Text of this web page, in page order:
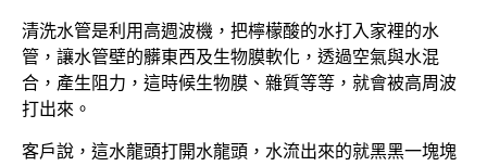
清洗水管是利用高週波機，把檸檬酸的水打入家裡的水
管，讓水管壁的髒東西及生物膜軟化，透過空氣與水混
合，產生阻力，這時候生物膜、雜質等等，就會被高周波
打出來。
客戶說，這水龍頭打開水龍頭，水流出來的就黑黑一塊塊